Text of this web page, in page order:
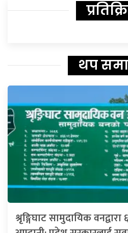
थप
श्रृङ्गिघाट सामुदायिक